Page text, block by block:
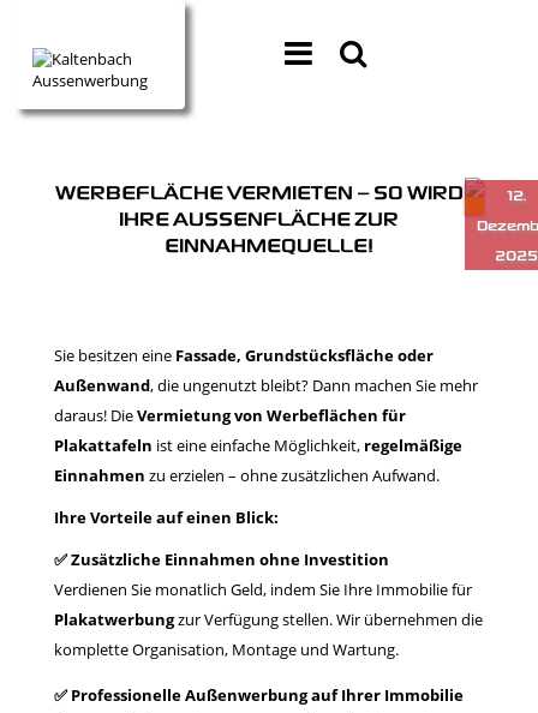
WERBEFLÄCHE VERMIETEN – SO WIRD
IHRE AUSSENFLÄCHE ZUR E
INNAHMEQUELLE!
Sie besitzen eine Fassade, Grundstücksfläche oder
Außenwand, die ungenutzt bleibt? Dann machen Sie mehr
daraus! DieVermietung von Werbeflächen für
Plakattafeln ist eine einfache Möglichkeit, regelmäßige
Einnahmen zu erzielen – ohne zusätzlichen Aufwand.
Ihre Vorteile auf einen Blick:
✅ Zusätzliche Einnahmen ohne Investition
Verdienen Sie monatlich Geld, indem Sie Ihre Immobilie für
Plakatwerbungzur Verfügung stellen. Wir übernehmen die
komplette Organisation, Montage und Wartung.
✅ Professionelle Außenwerbung auf Ihrer Immobilie